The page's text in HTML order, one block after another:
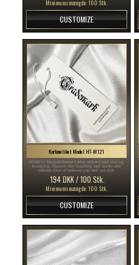
Minimumsmængde: 100 Stk.
CUSTOMIZE
Kartonetiket Model HT-M121
HT-M121 Brugerdefineret karton ettiketer med snor og
forsegling, tilpasset efter bestilling med mærke eller
emblem, lavet af lamineret pap med sort tryk.
194 DKK / 100 Stk.
Minimumsmængde: 100 Stk.
CUSTOMIZE